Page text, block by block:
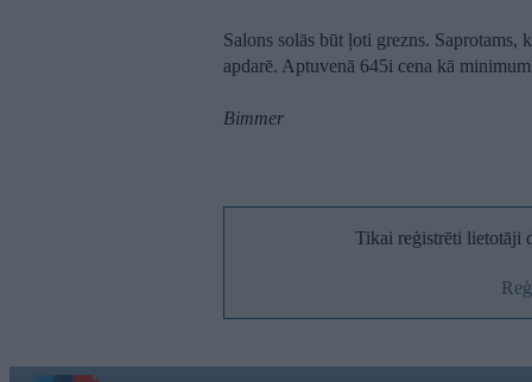
Salons solās būt ļoti grezns. Saprotams,
apdarē. Aptuvenā 645i cena kā
Bimmer
Tikai reģistrēti lietotāji